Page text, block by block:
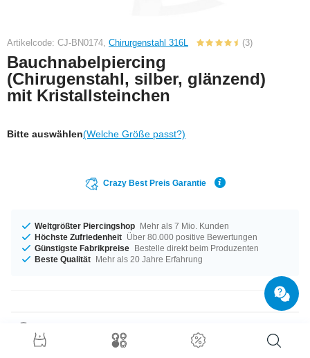
Artikelcode: CJ-BN0174, Chirurgenstahl 316L (3)
Bauchnabelpiercing
(Chirugenstahl, silber, glänzend)
mit Kristallsteinchen
Bitte auswählen(Welche Größe passt?)
Crazy Best Preis Garantie
Weltgrößter Piercingshop Mehr als 7 Mio. Kunden
Höchste Zufriedenheit Über 80.000 positive Bewertungen
Günstigste Fabrikpreise Bestelle direkt beim Produzenten
Beste Qualität Mehr als 20 Jahre Erfahrung
Ein Produkt für alle Gelegenheiten - erhältlich in der Materialstärke von